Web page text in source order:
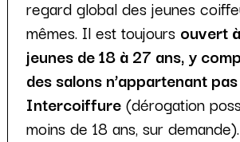
regard global des jeunes
mêmes. Il est toujours ouvert
jeunes de 18 à 27 ans, y
des salons n’appartenant
Intercoiffure(dérogation
moins de 18 ans, sur demande).